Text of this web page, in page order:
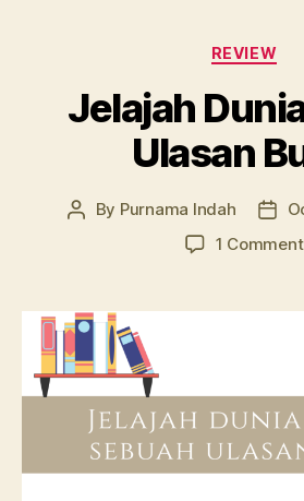
REVIEW
Jelajah
Ulasan
Post
By Purnama Indah
Post
1 Comment